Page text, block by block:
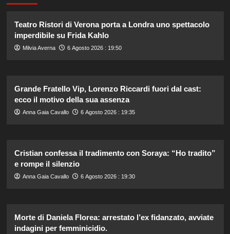
Teatro Ristori di Verona porta a Londra uno spettacolo
imperdibile su Frida Kahlo
Milvia Averna 6 Agosto 2026 : 19:50
Grande Fratello Vip, Lorenzo Riccardi fuori dal cast:
ecco il motivo della sua assenza
Anna Gaia Cavallo 6 Agosto 2026 : 19:35
Cristian confessa il tradimento con Soraya: “Ho tradito”
e rompe il silenzio
Anna Gaia Cavallo 6 Agosto 2026 : 19:30
Morte di Daniela Florea: arrestato l’ex fidanzato, avviate
indagini per femminicidio.